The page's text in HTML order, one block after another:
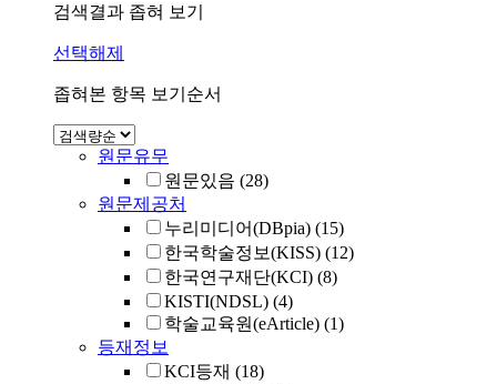
검색결과 좁혀 보기
선택해제
좁혀본 항목 보기순서
원문유무
원문있음 (28)
원문제공처
누리미디어(DBpia) (15)
한국학술정보(KISS) (12)
한국연구재단(KCI) (8)
KISTI(NDSL) (4)
학술교육원(eArticle) (1)
등재정보
KCI등재 (18)